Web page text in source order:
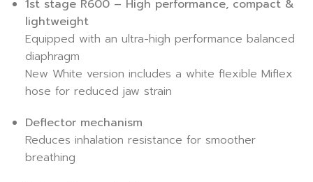
1st stage R600 – High performance, compact &
lightweight
Equipped with an ultra-high performance balanced
diaphragm
New White version includes a white flexible Miflex
hose for reduced jaw strain
Deflector mechanism
Reduces inhalation resistance for smoother
breathing